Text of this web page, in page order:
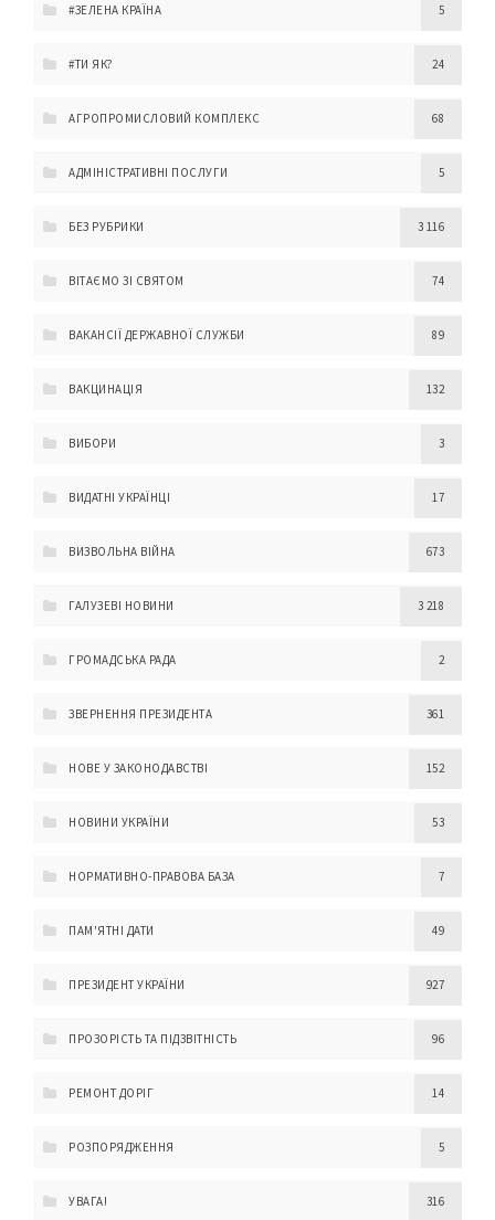
#ЗЕЛЕНА КРАЇНА 5
#ТИ ЯК? 24
АГРОПРОМИСЛОВИЙ КОМПЛЕКС 68
АДМІНІСТРАТИВНІ ПОСЛУГИ 5
БЕЗ РУБРИКИ 3 116
ВІТАЄМО ЗІ СВЯТОМ 74
ВАКАНСІЇ ДЕРЖАВНОЇ СЛУЖБИ 89
ВАКЦИНАЦІЯ 132
ВИБОРИ 3
ВИДАТНІ УКРАЇНЦІ 17
ВИЗВОЛЬНА ВІЙНА 673
ГАЛУЗЕВІ НОВИНИ 3 218
ГРОМАДСЬКА РАДА 2
ЗВЕРНЕННЯ ПРЕЗИДЕНТА 361
НОВЕ У ЗАКОНОДАВСТВІ 152
НОВИНИ УКРАЇНИ 53
НОРМАТИВНО-ПРАВОВА БАЗА 7
ПАМ'ЯТНІ ДАТИ 49
ПРЕЗИДЕНТ УКРАЇНИ 927
ПРОЗОРІСТЬ ТА ПІДЗВІТНІСТЬ 96
РЕМОНТ ДОРІГ 14
РОЗПОРЯДЖЕННЯ 5
УВАГА! 316